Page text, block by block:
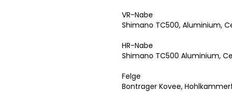
VR-Nabe
Shimano TC500, Aluminium,
HR-Nabe
Shimano TC500 Aluminium,
Felge
Bontrager Kovee,